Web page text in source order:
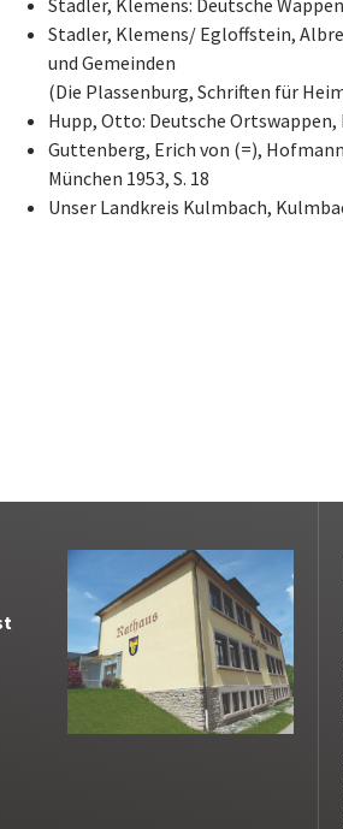
Stadler, Klemens: Deutsche
Stadler, Klemens/ Egloffstein,
und Gemeinden
(Die Plassenburg, Schriften für
Hupp, Otto: Deutsche Ortswappen,
Guttenberg, Erich von (=),
München 1953, S. 18
Unser Landkreis Kulmbach,